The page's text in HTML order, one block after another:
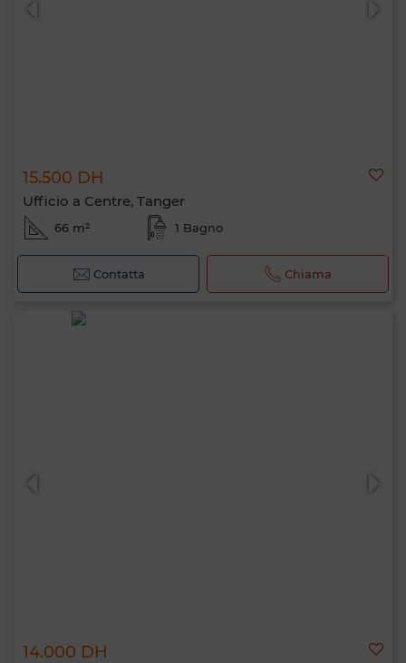
15.500 DH
Ufficio a Centre, Tanger
66 m² 1 Bagno
Contatta Chiama
14.000 DH